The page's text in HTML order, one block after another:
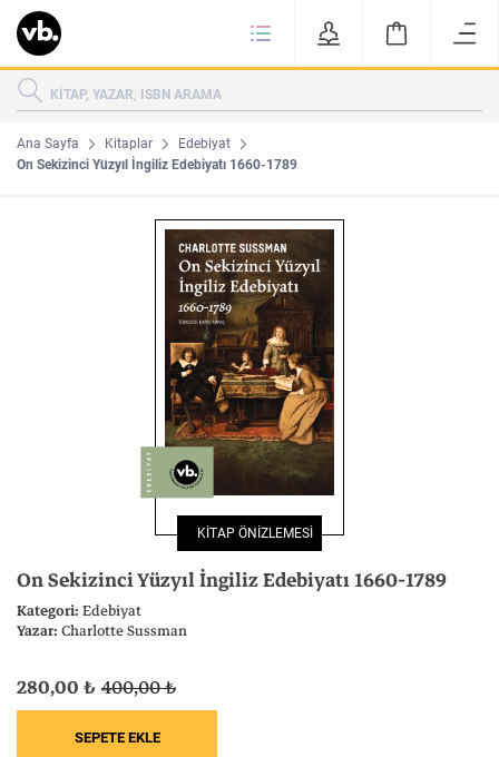
KATEGORİLER
Edebiyat
KİTAPLAR
ÇOK SATANLAR
HAKKIMIZDA
GİZLİLİK POLİTİKASI
BİZE ULAŞIN
YAZAR BAŞVURUSU
Ana Sayfa Kitaplar
Edebiyat
On Sekizinci Yüzyıl İngiliz Edebiyatı 1660-1789
KİTAP ÖNİZLEMESİ
On Sekizinci Yüzyıl İngiliz Edebiyatı 1660-1789
Kategori:Edebiyat
Yazar:Charlotte Sussman
280,00 ₺ 400,00 ₺